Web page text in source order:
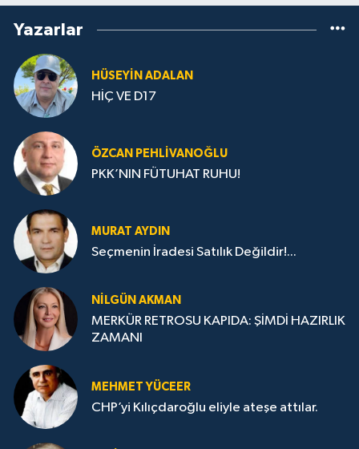
Yazarlar
HÜSEYIN ADALAN
HİÇ VE D17
ÖZCAN PEHLIVANOĞLU
PKK’NIN FÜTUHAT RUHU!
MURAT AYDIN
Seçmenin İradesi Satılık Değildir!...
NILGÜN AKMAN
MERKÜR RETROSU KAPIDA: ŞİMDİ HAZIRLIK
ZAMANI
MEHMET YÜCEER
CHP’yi Kılıçdaroğlu eliyle ateşe attılar.